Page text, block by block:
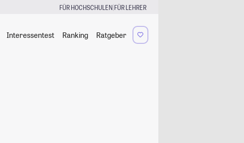
FÜR HOCHSCHULEN|FÜR LEHRER
Interessentest Ranking Ratgeber